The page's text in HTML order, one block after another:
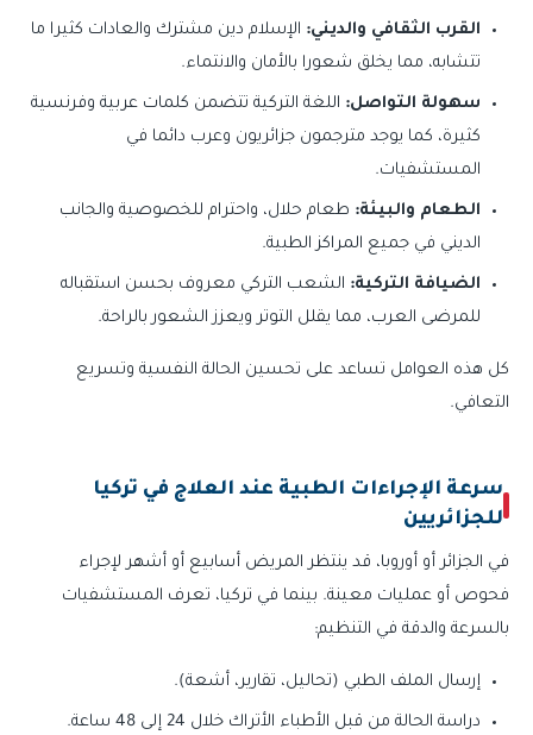
القرب الثقافي والديني: الإسلام دين مشترك والعادات كثيرا ما
تتشابه، مما يخلق شعورا بالأمان والانتماء.
سهولة التواصل: اللغة التركية تتضمن كلمات عربية وفرنسية
كثيرة، كما يوجد مترجمون جزائريون وعرب دائما في
المستشفيات.
الطعام والبيئة: طعام حلال، واحترام للخصوصية والجانب
الديني في جميع المراكز الطبية.
الضيافة التركية: الشعب التركي معروف بحسن استقباله
للمرضى العرب، مما يقلل التوتر ويعزز الشعور بالراحة.
كل هذه العوامل تساعد على تحسين الحالة النفسية وتسريع
التعافي.
سرعة الإجراءات الطبية عند العلاج في تركيا
للجزائريين
في الجزائر أو أوروبا، قد ينتظر المريض أسابيع أو أشهر لإجراء
فحوص أو عمليات معينة. بينما في تركيا، تعرف المستشفيات
بالسرعة والدقة في التنظيم:
إرسال الملف الطبي (تحاليل، تقارير، أشعة).
دراسة الحالة من قبل الأطباء الأتراك خلال 24 إلى 48 ساعة.